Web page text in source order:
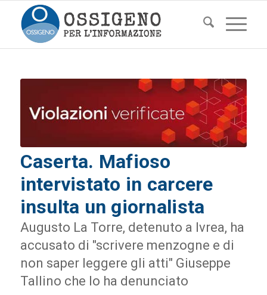
Caserta. Mafioso
intervistato in carcere
insulta un giornalista
Augusto La Torre, detenuto a Ivrea, ha
accusato di "scrivere menzogne e di
non saper leggere gli atti" Giuseppe
Tallino che lo ha denunciato